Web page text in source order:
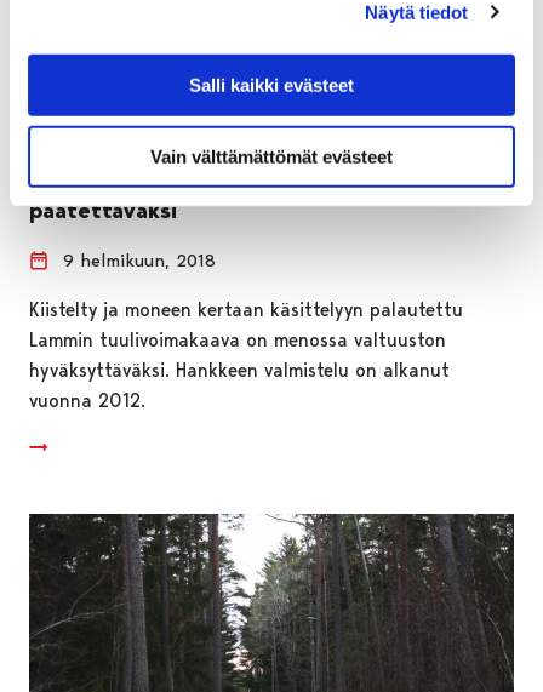
Näytä tiedot
Salli kaikki evästeet
Vain välttämättömät evästeet
Lammin tuulivoimakaava valtuuston
päätettäväksi
9 helmikuun, 2018
Kiistelty ja moneen kertaan käsittelyyn palautettu
Lammin tuulivoimakaava on menossa valtuuston
hyväksyttäväksi. Hankkeen valmistelu on alkanut
vuonna 2012.